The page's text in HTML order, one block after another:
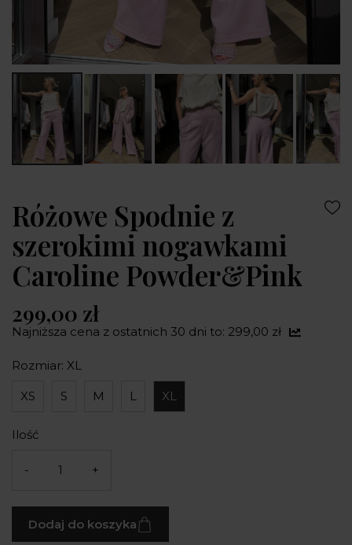
Różowe Spodnie z
szerokimi nogawkami
Caroline Powder&Pink
299,00 zł
Najniższa cena z ostatnich 30 dni to: 299,00 zł
Rozmiar: XL
XS S M L XL
Ilość
- +
Dodaj do koszyka